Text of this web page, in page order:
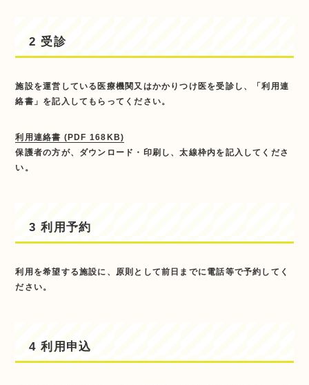
2 受診
施設を運営している医療機関又はかかりつけ医を受診し、「利用連
絡書」を記入してもらってください。
利用連絡書 (PDF 168KB)
保護者の方が、ダウンロード・印刷し、太線枠内を記入してくださ
い。
3 利用予約
利用を希望する施設に、原則として前日までに電話等で予約してく
ださい。
4 利用申込